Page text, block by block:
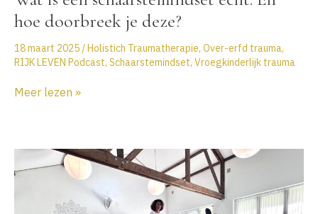
een
rijk
leven
hoe doorbreek je deze?
18 maart 2025 /Holistich Traumatherapie, Over-erfd trauma,
RIJK LEVEN Podcast, Schaarstemindset, Vroegkinderlijk trauma
Wat
écht.
En
doorbreek
Meer lezen »